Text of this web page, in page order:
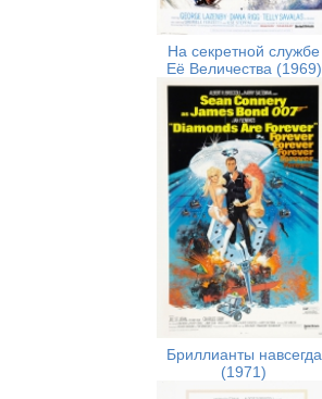
На секретной службе
Её Величества (1969)
Бриллианты навсегда
(1971)